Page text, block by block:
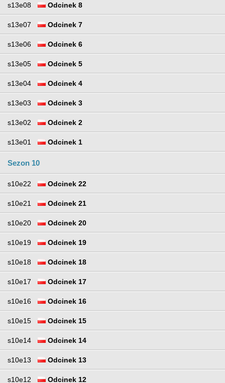
s13e08 Odcinek 8
s13e07 Odcinek 7
s13e06 Odcinek 6
s13e05 Odcinek 5
s13e04 Odcinek 4
s13e03 Odcinek 3
s13e02 Odcinek 2
s13e01 Odcinek 1
Sezon 10
s10e22 Odcinek 22
s10e21 Odcinek 21
s10e20 Odcinek 20
s10e19 Odcinek 19
s10e18 Odcinek 18
s10e17 Odcinek 17
s10e16 Odcinek 16
s10e15 Odcinek 15
s10e14 Odcinek 14
s10e13 Odcinek 13
s10e12 Odcinek 12